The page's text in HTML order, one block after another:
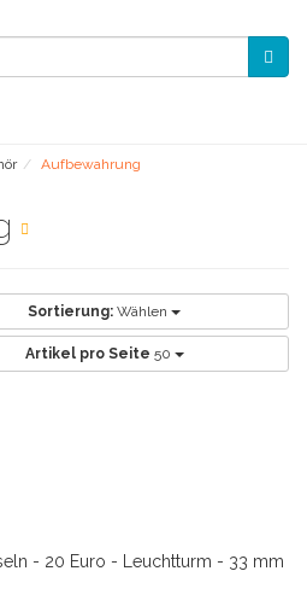
Aufbewahrung
Sortierung: Wählen
Artikel pro Seite 50